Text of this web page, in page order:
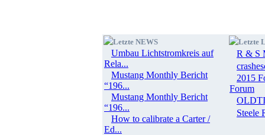
Letzte NEWS
Umbau Lichtstromkreis auf
Rela...
Mustang Monthly Bericht
“196...
Mustang Monthly Bericht
“196...
How to calibrate a Carter /
Ed...
Letzte
R & S
2015
Forum
Steele